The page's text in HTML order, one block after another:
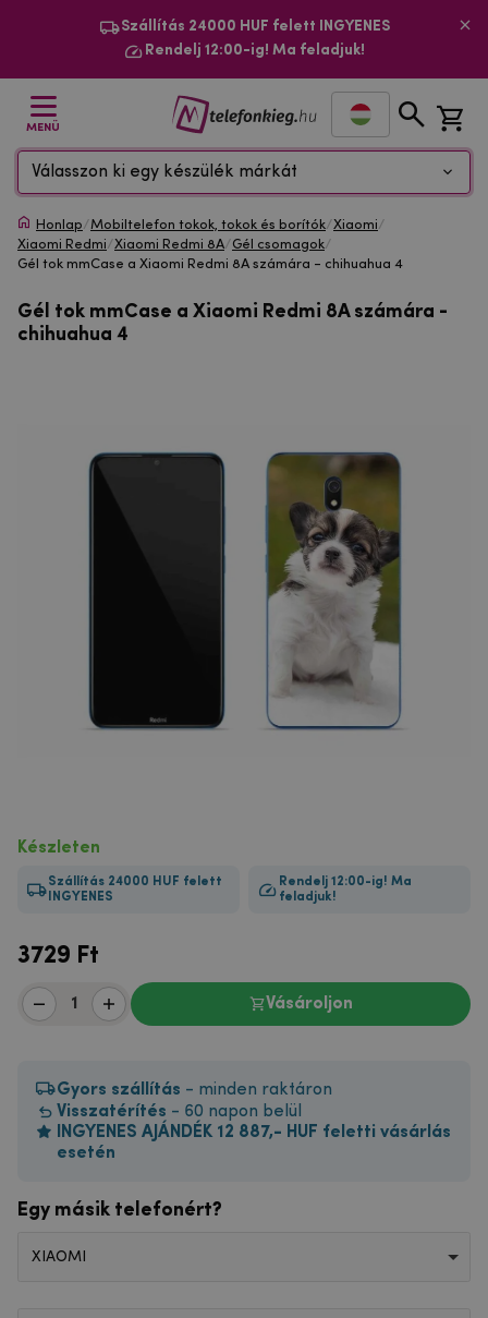
Szállítás 24000 HUF felett INGYENES
Rendelj 12:00-ig! Ma feladjuk!
MENÜ
Válasszon ki egy készülék márkát
Honlap/Mobiltelefon tokok, tokok és borítók/Xiaomi/
Xiaomi Redmi/Xiaomi Redmi 8A/Gél csomagok/
Gél tok mmCase a Xiaomi Redmi 8A számára - chihuahua 4
Gél tok mmCase a Xiaomi Redmi 8A számára -
chihuahua 4
Készleten
Szállítás 24000 HUF felett
INGYENES
Rendelj 12:00-ig! Ma
feladjuk!
3729 Ft
Vásároljon
Gyors szállítás - minden raktáron
Visszatérítés - 60 napon belül
INGYENES AJÁNDÉK 12 887,- HUF feletti vásárlás
esetén
Egy másik telefonért?
XIAOMI